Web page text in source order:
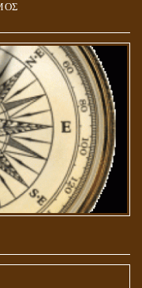
ΔΥΟ ΔΙΑΦΟΡΕΤΙΚΕΣ